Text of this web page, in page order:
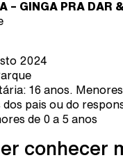
– GINGA PRA DAR
2024
16 anos.
pais ou do
de 0 a 5 anos
conhecer